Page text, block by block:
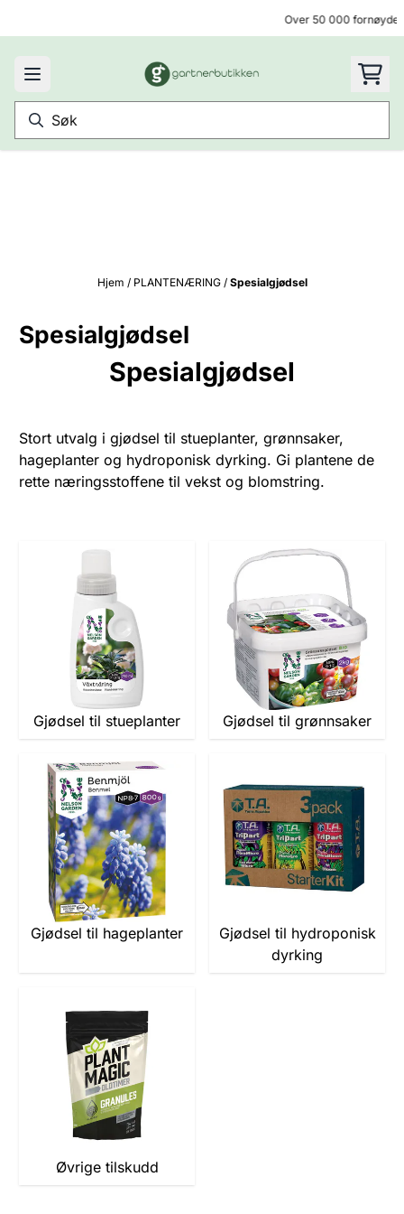
Over 50 000 fornøyde
Hjem / PLANTENÆRING / Spesialgjødsel
Spesialgjødsel
Spesialgjødsel
Stort utvalg i gjødsel til stueplanter, grønnsaker,
hageplanter og hydroponisk dyrking. Gi plantene de
rette næringsstoffene til vekst og blomstring.
Gjødsel til stueplanter Gjødsel til grønnsaker
Gjødsel til hageplanter
Gjødsel til hydroponisk
dyrking
Øvrige tilskudd